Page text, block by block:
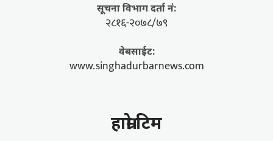
सूचना विभाग दर्ता नं:
२८१६-२०७८/७९
वेबसाईट:
www.singhadurbarnews.com
हाम्राे टिम